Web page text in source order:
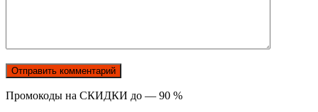
Промокоды на СКИДКИ до — 90 %